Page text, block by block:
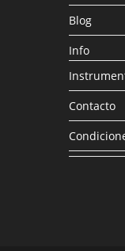
Blog
Info
Contacto